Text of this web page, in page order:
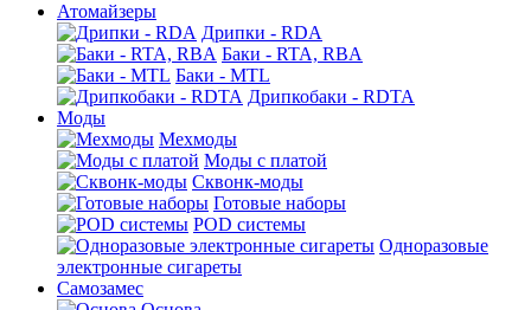
Атомайзеры
Дрипки - RDA
Баки - RTA, RBA
Баки - MTL
Дрипкобаки - RDTA
Моды
Мехмоды
Моды с платой
Сквонк-моды
Готовые наборы
POD системы
Одноразовые
электронные сигареты
Самозамес